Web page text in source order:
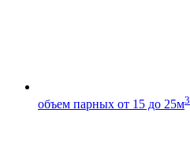
объем парных от 15 до 25м3